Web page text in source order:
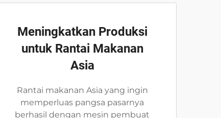
Meningkatkan Produksi
untuk Rantai Makanan
Asia
Rantai makanan Asia yang ingin
memperluas pangsa pasarnya
berhasil dengan mesin pembuat